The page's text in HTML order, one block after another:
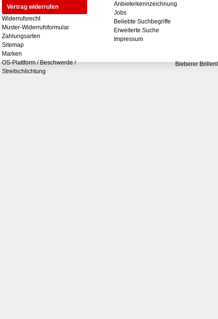
Vertrag widerrufen
Widerrufsrecht
Muster-Widerrufsformular
Zahlungsarten
Sitemap
Marken
OS-Plattform / Beschwerde /
Streitschlichtung
Anbieterkennzeichnung
Jobs
Beliebte Suchbegriffe
Erweiterte Suche
Impressum
Bieberer